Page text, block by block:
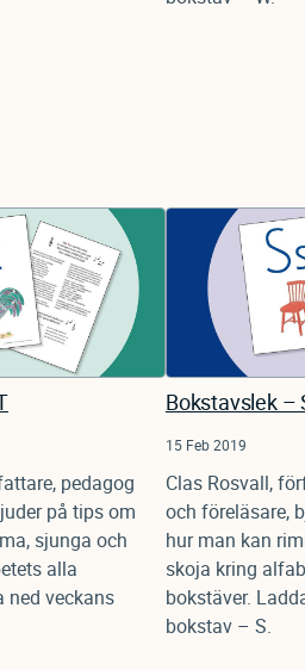
pedagog
på tips om
sjunga och
alla
ned veckans
Bokstavslek –
15 Feb 2019
Clas Rosvall,
och föreläsare,
hur man kan
skoja kring
bokstäver.
bokstav – S.